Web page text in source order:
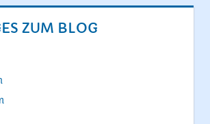
ZUM BLOG